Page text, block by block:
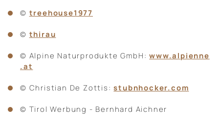
© treehouse1977
© thirau
© Alpine Naturprodukte GmbH:www.alpienne
.at
© Christian De Zottis:stubnhocker.com
© Tirol Werbung - Bernhard Aichner